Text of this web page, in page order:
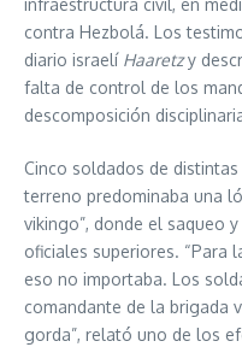
infraestructura civil, en
contra Hezbolá. Los
diario israelí Haaretzy
falta de control de los
descomposición
Cinco soldados de
terreno predominaba una
vikingo”, donde el saqueo
oficiales superiores. “Para
eso no importaba. Los
comandante de la brigada
gorda”, relató uno de los